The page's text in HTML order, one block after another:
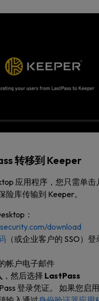
转移到 Keeper
应用程序，您只需单击
险库传输到 Keeper。
：
download
（或企业客户的 SSO）
帐户电子邮件
， 然后选择 LastPass
登录凭证。 如果您启